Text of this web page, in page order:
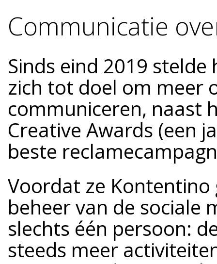
Communicatie
Sinds eind 2019
zich tot doel om meer
communiceren, naast
Creative Awards (een
beste
Voordat ze
beheer van de sociale
slechts één persoon:
steeds meer